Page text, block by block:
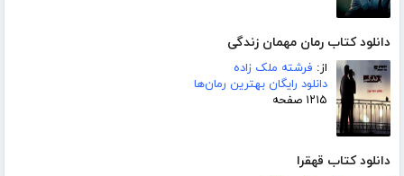
دانلود کتاب رمان مهمان زندگی
از: فرشته ملک زاده
دانلود رایگان بهترین رمان‌ها
۱۲۱۵ صفحه
دانلود کتاب قهقرا